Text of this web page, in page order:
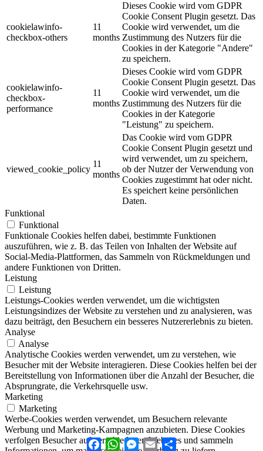
FacebookWhatsAppMessenger
EmailTeilen
cookielawinfo-
checkbox-others
11
months
Dieses Cookie wird vom GDPR
Cookie Consent Plugin gesetzt. Das
Cookie wird verwendet, um die
Zustimmung des Nutzers für die
Cookies in der Kategorie "Andere"
zu speichern.
cookielawinfo-
checkbox-
performance
11
months
Dieses Cookie wird vom GDPR
Cookie Consent Plugin gesetzt. Das
Cookie wird verwendet, um die
Zustimmung des Nutzers für die
Cookies in der Kategorie
"Leistung" zu speichern.
viewed_cookie_policy
11
months
Das Cookie wird vom GDPR
Cookie Consent Plugin gesetzt und
wird verwendet, um zu speichern,
ob der Nutzer der Verwendung von
Cookies zugestimmt hat oder nicht.
Es speichert keine persönlichen
Daten.
Funktional
Funktional
Funktionale Cookies helfen dabei, bestimmte Funktionen
auszuführen, wie z. B. das Teilen von Inhalten der Website auf
Social-Media-Plattformen, das Sammeln von Rückmeldungen und
andere Funktionen von Dritten.
Leistung
Leistung
Leistungs-Cookies werden verwendet, um die wichtigsten
Leistungsindizes der Website zu verstehen und zu analysieren, was
dazu beiträgt, den Besuchern ein besseres Nutzererlebnis zu bieten.
Analyse
Analyse
Analytische Cookies werden verwendet, um zu verstehen, wie
Besucher mit der Website interagieren. Diese Cookies helfen bei der
Bereitstellung von Informationen über die Anzahl der Besucher, die
Absprungrate, die Verkehrsquelle usw.
Marketing
Marketing
Werbe-Cookies werden verwendet, um Besuchern relevante
Werbung und Marketing-Kampagnen anzubieten. Diese Cookies
verfolgen Besucher auf verschiedenen Websites und sammeln